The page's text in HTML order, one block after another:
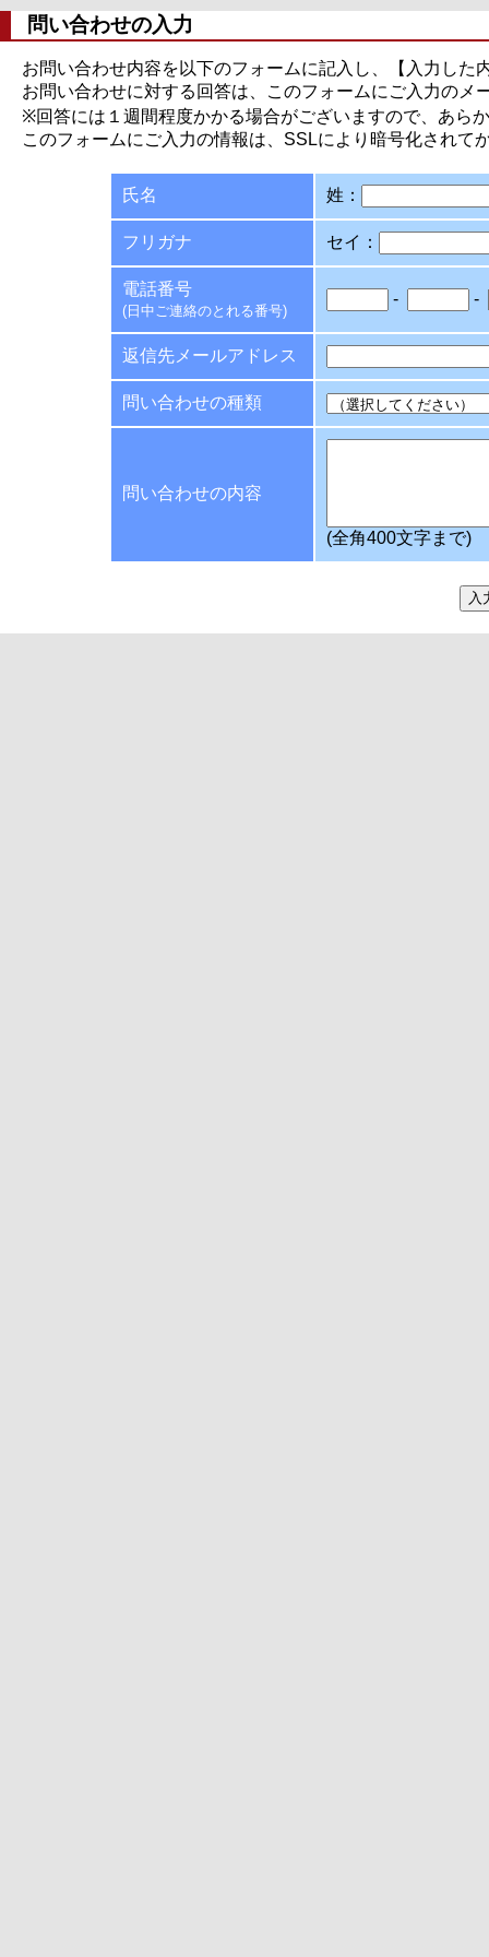
問い合わせの入力
お問い合わせ内容を以下のフォームに記入し、【入力した
お問い合わせに対する回答は、このフォームにご入力のメ
※回答には１週間程度かかる場合がございますので、あら
このフォームにご入力の情報は、SSLにより暗号化されて
氏名 姓：
フリガナ セイ：
電話番号
(日中ご連絡のとれる番号)
- -
返信先メールアドレス
問い合わせの種類
問い合わせの内容
(全角400文字まで)